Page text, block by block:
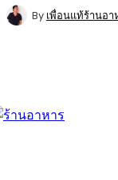
By เพื่อนแท้ร้านอา